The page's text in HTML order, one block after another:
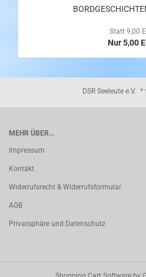
Statt 9,00
Nur 5,00
DSR Seeleute e.V.
MEHR ÜBER...
Impressum
Kontakt
Widerrufsrecht & Widerrufsformular
AGB
Privatsphäre und Datenschutz